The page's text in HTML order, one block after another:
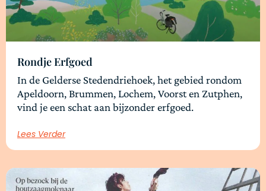
Rondje Erfgoed
In de Gelderse Stedendriehoek, het gebied rondom
Apeldoorn, Brummen, Lochem, Voorst en Zutphen,
vind je een schat aan bijzonder erfgoed.
Lees Verder